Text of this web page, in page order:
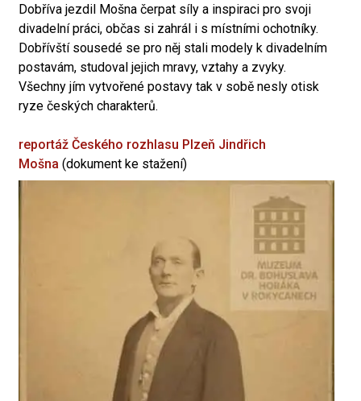
Dobříva jezdil Mošna čerpat síly a inspiraci pro svoji
divadelní práci, občas si zahrál i s místními ochotníky.
Dobřívští sousedé se pro něj stali modely k divadelním
postavám, studoval jejich mravy, vztahy a zvyky.
Všechny jím vytvořené postavy tak v sobě nesly otisk
ryze českých charakterů.
reportáž Českého rozhlasu Plzeň Jindřich
Mošna (dokument ke stažení)